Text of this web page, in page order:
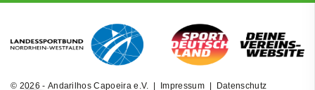
© 2026 - Andarilhos Capoeira e.V. | Impressum | Datenschutz